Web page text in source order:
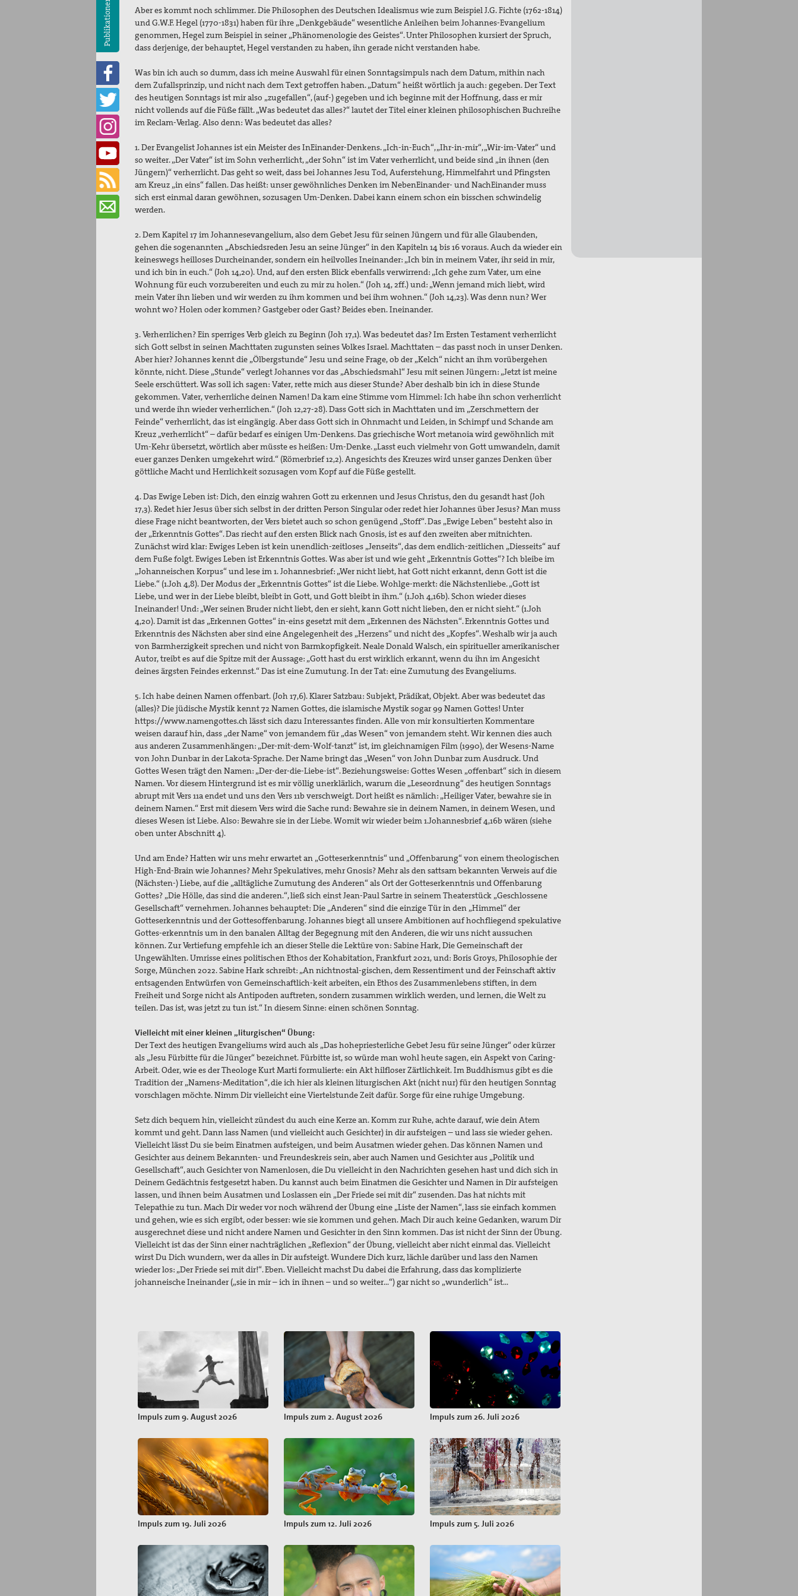
Publikationen
Aber es kommt noch schlimmer. Die Philosophen des Deutschen Idealismus wie zum Beispiel J.G. Fichte (1762-1814)
und G.W.F. Hegel (1770-1831) haben für ihre „Denkgebäude“ wesentliche Anleihen beim Johannes-Evangelium
genommen, Hegel zum Beispiel in seiner „Phänomenologie des Geistes“. Unter Philosophen kursiert der Spruch,
dass derjenige, der behauptet, Hegel verstanden zu haben, ihn gerade nicht verstanden habe.
Was bin ich auch so dumm, dass ich meine Auswahl für einen Sonntagsimpuls nach dem Datum, mithin nach
dem Zufallsprinzip, und nicht nach dem Text getroffen haben. „Datum“ heißt wörtlich ja auch: gegeben. Der Text
des heutigen Sonntags ist mir also „zugefallen“, (auf-) gegeben und ich beginne mit der Hoffnung, dass er mir
nicht vollends auf die Füße fällt. „Was bedeutet das alles?“ lautet der Titel einer kleinen philosophischen Buchreihe
im Reclam-Verlag. Also denn: Was bedeutet das alles?
1. Der Evangelist Johannes ist ein Meister des InEinander-Denkens. „Ich-in-Euch“, „Ihr-in-mir“, „Wir-im-Vater“ und
so weiter. „Der Vater“ ist im Sohn verherrlicht, „der Sohn“ ist im Vater verherrlicht, und beide sind „in ihnen (den
Jüngern)“ verherrlicht. Das geht so weit, dass bei Johannes Jesu Tod, Auferstehung, Himmelfahrt und Pfingsten
am Kreuz „in eins“ fallen. Das heißt: unser gewöhnliches Denken im NebenEinander- und NachEinander muss
sich erst einmal daran gewöhnen, sozusagen Um-Denken. Dabei kann einem schon ein bisschen schwindelig
werden.
2. Dem Kapitel 17 im Johannesevangelium, also dem Gebet Jesu für seinen Jüngern und für alle Glaubenden,
gehen die sogenannten „Abschiedsreden Jesu an seine Jünger“ in den Kapiteln 14 bis 16 voraus. Auch da wieder ein
keineswegs heilloses Durcheinander, sondern ein heilvolles Ineinander: „Ich bin in meinem Vater, ihr seid in mir,
und ich bin in euch.“ (Joh 14,20). Und, auf den ersten Blick ebenfalls verwirrend: „Ich gehe zum Vater, um eine
Wohnung für euch vorzubereiten und euch zu mir zu holen.“ (Joh 14, 2ff.) und: „Wenn jemand mich liebt, wird
mein Vater ihn lieben und wir werden zu ihm kommen und bei ihm wohnen.“ (Joh 14,23). Was denn nun? Wer
wohnt wo? Holen oder kommen? Gastgeber oder Gast? Beides eben. Ineinander.
3. Verherrlichen? Ein sperriges Verb gleich zu Beginn (Joh 17,1). Was bedeutet das? Im Ersten Testament verherrlicht
sich Gott selbst in seinen Machttaten zugunsten seines Volkes Israel. Machttaten – das passt noch in unser Denken.
Aber hier? Johannes kennt die „Ölbergstunde“ Jesu und seine Frage, ob der „Kelch“ nicht an ihm vorübergehen
könnte, nicht. Diese „Stunde“ verlegt Johannes vor das „Abschiedsmahl“ Jesu mit seinen Jüngern: „Jetzt ist meine
Seele erschüttert. Was soll ich sagen: Vater, rette mich aus dieser Stunde? Aber deshalb bin ich in diese Stunde
gekommen. Vater, verherrliche deinen Namen! Da kam eine Stimme vom Himmel: Ich habe ihn schon verherrlicht
und werde ihn wieder verherrlichen.“ (Joh 12,27-28). Dass Gott sich in Machttaten und im „Zerschmettern der
Feinde“ verherrlicht, das ist eingängig. Aber dass Gott sich in Ohnmacht und Leiden, in Schimpf und Schande am
Kreuz „verherrlicht“ – dafür bedarf es einigen Um-Denkens. Das griechische Wort metanoia wird gewöhnlich mit
Um-Kehr übersetzt, wörtlich aber müsste es heißen: Um-Denke. „Lasst euch vielmehr von Gott umwandeln, damit
euer ganzes Denken umgekehrt wird.“ (Römerbrief 12,2). Angesichts des Kreuzes wird unser ganzes Denken über
göttliche Macht und Herrlichkeit sozusagen vom Kopf auf die Füße gestellt.
4. Das Ewige Leben ist: Dich, den einzig wahren Gott zu erkennen und Jesus Christus, den du gesandt hast (Joh
17,3). Redet hier Jesus über sich selbst in der dritten Person Singular oder redet hier Johannes über Jesus? Man muss
diese Frage nicht beantworten, der Vers bietet auch so schon genügend „Stoff“. Das „Ewige Leben“ besteht also in
der „Erkenntnis Gottes“. Das riecht auf den ersten Blick nach Gnosis, ist es auf den zweiten aber mitnichten.
Zunächst wird klar: Ewiges Leben ist kein unendlich-zeitloses „Jenseits“, das dem endlich-zeitlichen „Diesseits“ auf
dem Fuße folgt. Ewiges Leben ist Erkenntnis Gottes. Was aber ist und wie geht „Erkenntnis Gottes“? Ich bleibe im
„Johanneischen Korpus“ und lese im 1. Johannesbrief: „Wer nicht liebt, hat Gott nicht erkannt, denn Gott ist die
Liebe.“ (1.Joh 4,8). Der Modus der „Erkenntnis Gottes“ ist die Liebe. Wohlge-merkt: die Nächstenliebe. „Gott ist
Liebe, und wer in der Liebe bleibt, bleibt in Gott, und Gott bleibt in ihm.“ (1.Joh 4,16b). Schon wieder dieses
Ineinander! Und: „Wer seinen Bruder nicht liebt, den er sieht, kann Gott nicht lieben, den er nicht sieht.“ (1.Joh
4,20). Damit ist das „Erkennen Gottes“ in-eins gesetzt mit dem „Erkennen des Nächsten“. Erkenntnis Gottes und
Erkenntnis des Nächsten aber sind eine Angelegenheit des „Herzens“ und nicht des „Kopfes“. Weshalb wir ja auch
von Barmherzigkeit sprechen und nicht von Barmkopfigkeit. Neale Donald Walsch, ein spiritueller amerikanischer
Autor, treibt es auf die Spitze mit der Aussage: „Gott hast du erst wirklich erkannt, wenn du ihn im Angesicht
deines ärgsten Feindes erkennst.“ Das ist eine Zumutung. In der Tat: eine Zumutung des Evangeliums.
5. Ich habe deinen Namen offenbart. (Joh 17,6). Klarer Satzbau: Subjekt, Prädikat, Objekt. Aber was bedeutet das
(alles)? Die jüdische Mystik kennt 72 Namen Gottes, die islamische Mystik sogar 99 Namen Gottes! Unter
https://www.namengottes.ch lässt sich dazu Interessantes finden. Alle von mir konsultierten Kommentare
weisen darauf hin, dass „der Name“ von jemandem für „das Wesen“ von jemandem steht. Wir kennen dies auch
aus anderen Zusammenhängen: „Der-mit-dem-Wolf-tanzt“ ist, im gleichnamigen Film (1990), der Wesens-Name
von John Dunbar in der Lakota-Sprache. Der Name bringt das „Wesen“ von John Dunbar zum Ausdruck. Und
Gottes Wesen trägt den Namen: „Der-der-die-Liebe-ist“. Beziehungsweise: Gottes Wesen „offenbart“ sich in diesem
Namen. Vor diesem Hintergrund ist es mir völlig unerklärlich, warum die „Leseordnung“ des heutigen Sonntags
abrupt mit Vers 11a endet und uns den Vers 11b verschweigt. Dort heißt es nämlich: „Heiliger Vater, bewahre sie in
deinem Namen.“ Erst mit diesem Vers wird die Sache rund: Bewahre sie in deinem Namen, in deinem Wesen, und
dieses Wesen ist Liebe. Also: Bewahre sie in der Liebe. Womit wir wieder beim 1.Johannesbrief 4,16b wären (siehe
oben unter Abschnitt 4).
Und am Ende? Hatten wir uns mehr erwartet an „Gotteserkenntnis“ und „Offenbarung“ von einem theologischen
High-End-Brain wie Johannes? Mehr Spekulatives, mehr Gnosis? Mehr als den sattsam bekannten Verweis auf die
(Nächsten-) Liebe, auf die „alltägliche Zumutung des Anderen“ als Ort der Gotteserkenntnis und Offenbarung
Gottes? „Die Hölle, das sind die anderen.“, ließ sich einst Jean-Paul Sartre in seinem Theaterstück „Geschlossene
Gesellschaft“ vernehmen. Johannes behauptet: Die „Anderen“ sind die einzige Tür in den „Himmel“ der
Gotteserkenntnis und der Gottesoffenbarung. Johannes biegt all unsere Ambitionen auf hochfliegend spekulative
Gottes-erkenntnis um in den banalen Alltag der Begegnung mit den Anderen, die wir uns nicht aussuchen
können. Zur Vertiefung empfehle ich an dieser Stelle die Lektüre von: Sabine Hark, Die Gemeinschaft der
Ungewählten. Umrisse eines politischen Ethos der Kohabitation, Frankfurt 2021, und: Boris Groys, Philosophie der
Sorge, München 2022. Sabine Hark schreibt: „An nichtnostal-gischen, dem Ressentiment und der Feinschaft aktiv
entsagenden Entwürfen von Gemeinschaftlich-keit arbeiten, ein Ethos des Zusammenlebens stiften, in dem
Freiheit und Sorge nicht als Antipoden auftreten, sondern zusammen wirklich werden, und lernen, die Welt zu
teilen. Das ist, was jetzt zu tun ist.“ In diesem Sinne: einen schönen Sonntag.
Vielleicht mit einer kleinen „liturgischen“ Übung:
Der Text des heutigen Evangeliums wird auch als „Das hohepriesterliche Gebet Jesu für seine Jünger“ oder kürzer
als „Jesu Fürbitte für die Jünger“ bezeichnet. Fürbitte ist, so würde man wohl heute sagen, ein Aspekt von Caring-
Arbeit. Oder, wie es der Theologe Kurt Marti formulierte: ein Akt hilfloser Zärtlichkeit. Im Buddhismus gibt es die
Tradition der „Namens-Meditation“, die ich hier als kleinen liturgischen Akt (nicht nur) für den heutigen Sonntag
vorschlagen möchte. Nimm Dir vielleicht eine Viertelstunde Zeit dafür. Sorge für eine ruhige Umgebung.
Setz dich bequem hin, vielleicht zündest du auch eine Kerze an. Komm zur Ruhe, achte darauf, wie dein Atem
kommt und geht. Dann lass Namen (und vielleicht auch Gesichter) in dir aufsteigen – und lass sie wieder gehen.
Vielleicht lässt Du sie beim Einatmen aufsteigen, und beim Ausatmen wieder gehen. Das können Namen und
Gesichter aus deinem Bekannten- und Freundeskreis sein, aber auch Namen und Gesichter aus „Politik und
Gesellschaft“, auch Gesichter von Namenlosen, die Du vielleicht in den Nachrichten gesehen hast und dich sich in
Deinem Gedächtnis festgesetzt haben. Du kannst auch beim Einatmen die Gesichter und Namen in Dir aufsteigen
lassen, und ihnen beim Ausatmen und Loslassen ein „Der Friede sei mit dir“ zusenden. Das hat nichts mit
Telepathie zu tun. Mach Dir weder vor noch während der Übung eine „Liste der Namen“, lass sie einfach kommen
und gehen, wie es sich ergibt, oder besser: wie sie kommen und gehen. Mach Dir auch keine Gedanken, warum Dir
ausgerechnet diese und nicht andere Namen und Gesichter in den Sinn kommen. Das ist nicht der Sinn der Übung.
Vielleicht ist das der Sinn einer nachträglichen „Reflexion“ der Übung, vielleicht aber nicht einmal das. Vielleicht
wirst Du Dich wundern, wer da alles in Dir aufsteigt. Wundere Dich kurz, lächle darüber und lass den Namen
wieder los: „Der Friede sei mit dir!“. Eben. Vielleicht machst Du dabei die Erfahrung, dass das komplizierte
johanneische Ineinander („sie in mir – ich in ihnen – und so weiter…“) gar nicht so „wunderlich“ ist…
Impuls zum 9. August 2026 Impuls zum 2. August 2026 Impuls zum 26. Juli 2026
Impuls zum 19. Juli 2026 Impuls zum 12. Juli 2026 Impuls zum 5. Juli 2026